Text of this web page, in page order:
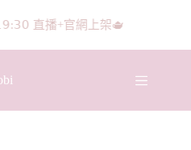
直播+官網上架🫖